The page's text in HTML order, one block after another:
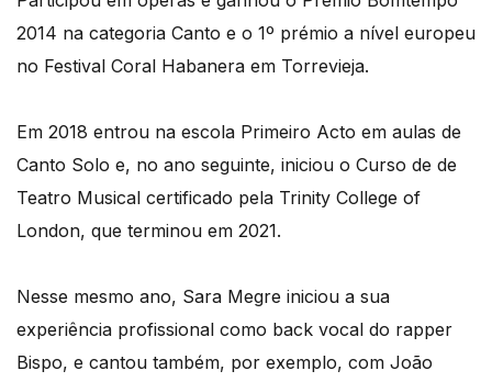
2014 na categoria Canto e o 1º prémio a nível europeu
no Festival Coral Habanera em Torrevieja.
Em 2018 entrou na escola Primeiro Acto em aulas de
Canto Solo e, no ano seguinte, iniciou o Curso de de
Teatro Musical certificado pela Trinity College of
London, que terminou em 2021.
Nesse mesmo ano, Sara Megre iniciou a sua
experiência profissional como back vocal do rapper
Bispo, e cantou também, por exemplo, com João